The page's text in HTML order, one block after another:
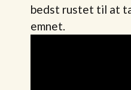
bedst rustet til at
emnet.